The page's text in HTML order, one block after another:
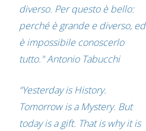
diverso. Per questo è bello:
perché è grande e diverso, ed
è impossibile conoscerlo
tutto." Antonio Tabucchi
“Yesterday is History.
Tomorrow is a Mystery. But
today is a gift. That is why it is